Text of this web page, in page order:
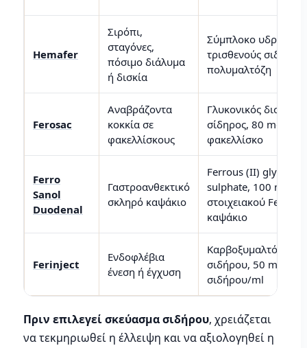
Hemafer
Σιρόπι,
σταγόνες,
πόσιμο διάλυμα
ή δισκία
Σύμπλοκο
τρισθενούς σιδήρου
πολυμαλτόζη
Ferosac
Αναβράζοντα
κοκκία σε
φακελλίσκους
Γλυκονικός δισθενής
σίδηρος, 80 mg Fe
φακελλίσκο
Ferro
Sanol
Duodenal
Γαστροανθεκτικό
σκληρό καψάκιο
Ferrous (II) glycine
sulphate, 100 mg
στοιχειακού Fe
καψάκιο
Ferinject
Ενδοφλέβια
ένεση ή έγχυση
Καρβοξυμαλτόζη
σιδήρου, 50 mg
σιδήρου/ml
Πριν επιλεγεί σκεύασμα σιδήρου, χρειάζεται
να τεκμηριωθεί η έλλειψη και να αξιολογηθεί η